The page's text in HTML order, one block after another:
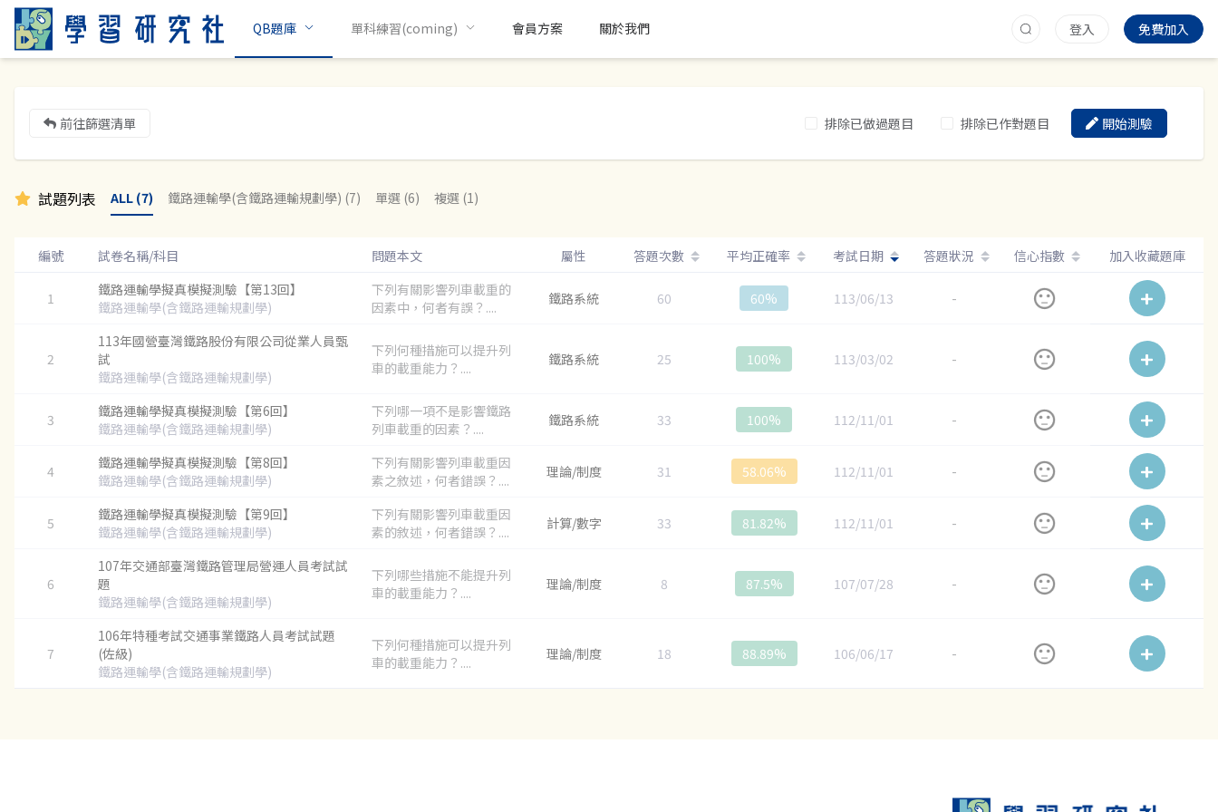
QB題庫 單科練習(coming) 會員方案 關於我們 登入 免費加入
前往篩選清單 排除已做過題目 排除已作對題目 開始測驗
試題列表 ALL (7) 鐵路運輸學(含鐵路運輸規劃學) (7) 單選 (6) 複選 (1)
編號 試卷名稱/科目 問題本文 屬性 答題次數 平均正確率 考試日期 答題狀況 信心指數 加入收藏題庫
1
鐵路運輸學擬真模擬測驗【第13回】
鐵路運輸學(含鐵路運輸規劃學)
下列有關影響列車載重的
因素中，何者有誤？....
鐵路系統 60 60% 113/06/13 -
2
113年國營臺灣鐵路股份有限公司從業人員甄
試
鐵路運輸學(含鐵路運輸規劃學)
下列何種措施可以提升列
車的載重能力？....
鐵路系統 25 100% 113/03/02 -
3
鐵路運輸學擬真模擬測驗【第6回】
鐵路運輸學(含鐵路運輸規劃學)
下列哪一項不是影響鐵路
列車載重的因素？....
鐵路系統 33 100% 112/11/01 -
4
鐵路運輸學擬真模擬測驗【第8回】
鐵路運輸學(含鐵路運輸規劃學)
下列有關影響列車載重因
素之敘述，何者錯誤？....
理論/制度 31 58.06% 112/11/01 -
5
鐵路運輸學擬真模擬測驗【第9回】
鐵路運輸學(含鐵路運輸規劃學)
下列有關影響列車載重因
素的敘述，何者錯誤？....
計算/數字 33 81.82% 112/11/01 -
6
107年交通部臺灣鐵路管理局營運人員考試試
題
鐵路運輸學(含鐵路運輸規劃學)
下列哪些措施不能提升列
車的載重能力？....
理論/制度 8 87.5% 107/07/28 -
7
106年特種考試交通事業鐵路人員考試試題
(佐級)
鐵路運輸學(含鐵路運輸規劃學)
下列何種措施可以提升列
車的載重能力？....
理論/制度 18 88.89% 106/06/17 -